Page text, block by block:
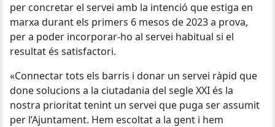
per concretar el servei amb la intenció que estiga en
marxa durant els primers 6 mesos de 2023 a prova,
per a poder incorporar-ho al servei habitual si el
resultat és satisfactori.
«Connectar tots els barris i donar un servei ràpid que
done solucions a la ciutadania del segle XXI és la
nostra prioritat tenint un servei que puga ser assumit
per l’Ajuntament. Hem escoltat a la gent i hem